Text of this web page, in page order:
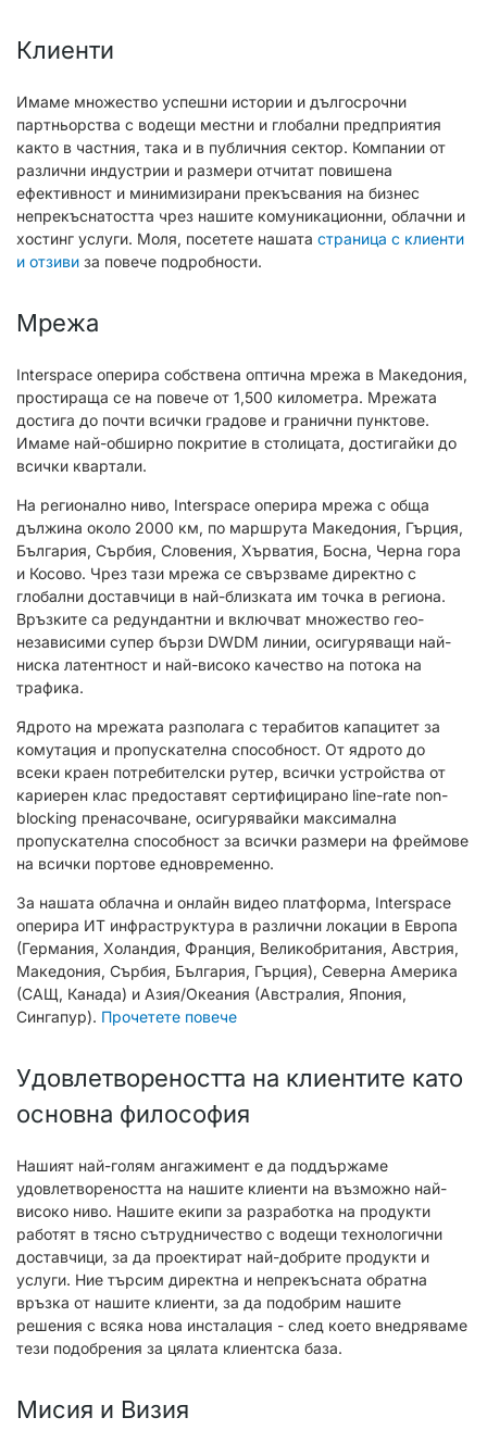
Клиенти
Имаме множество успешни истории и дългосрочни
партньорства с водещи местни и глобални предприятия
както в частния, така и в публичния сектор. Компании от
различни индустрии и размери отчитат повишена
ефективност и минимизирани прекъсвания на бизнес
непрекъснатостта чрез нашите комуникационни, облачни и
хостинг услуги. Моля, посетете нашата страница с клиенти
и отзиви за повече подробности.
Мрежа
Interspace оперира собствена оптична мрежа в Македония,
простираща се на повече от 1,500 километра. Мрежата
достига до почти всички градове и гранични пунктове.
Имаме най-обширно покритие в столицата, достигайки до
всички квартали.
На регионално ниво, Interspace оперира мрежа с обща
дължина около 2000 км, по маршрута Македония, Гърция,
България, Сърбия, Словения, Хърватия, Босна, Черна гора
и Косово. Чрез тази мрежа се свързваме директно с
глобални доставчици в най-близката им точка в региона.
Връзките са редундантни и включват множество гео-
независими супер бързи DWDM линии, осигуряващи най-
ниска латентност и най-високо качество на потока на
трафика.
Ядрото на мрежата разполага с терабитов капацитет за
комутация и пропускателна способност. От ядрото до
всеки краен потребителски рутер, всички устройства от
кариерен клас предоставят сертифицирано line-rate non-
blocking пренасочване, осигурявайки максимална
пропускателна способност за всички размери на фреймове
на всички портове едновременно.
За нашата облачна и онлайн видео платформа, Interspace
оперира ИТ инфраструктура в различни локации в Европа
(Германия, Холандия, Франция, Великобритания, Австрия,
Македония, Сърбия, България, Гърция), Северна Америка
(САЩ, Канада) и Азия/Океания (Австралия, Япония,
Сингапур). Прочетете повече
Удовлетвореността на клиентите като
основна философия
Нашият най-голям ангажимент е да поддържаме
удовлетвореността на нашите клиенти на възможно най-
високо ниво. Нашите екипи за разработка на продукти
работят в тясно сътрудничество с водещи технологични
доставчици, за да проектират най-добрите продукти и
услуги. Ние търсим директна и непрекъсната обратна
връзка от нашите клиенти, за да подобрим нашите
решения с всяка нова инсталация - след което внедряваме
тези подобрения за цялата клиентска база.
Мисия и Визия